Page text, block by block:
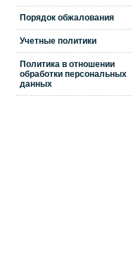
Порядок обжалования
Учетные политики
Политика в отношении
обработки персональных
данных